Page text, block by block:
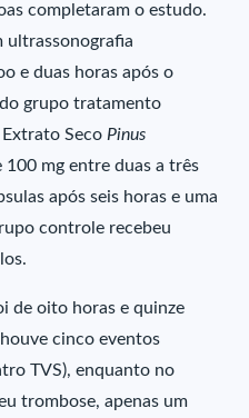
completaram o estudo.
ultrassonografia
e duas horas após o
grupo tratamento
Seco Pinus
100 mg entre duas a três
após seis horas e uma
controle recebeu
de oito horas e quinze
cinco eventos
TVS), enquanto no
trombose, apenas um